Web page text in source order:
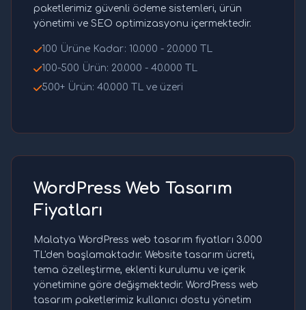
paketlerimiz güvenli ödeme sistemleri, ürün
yönetimi ve SEO optimizasyonu içermektedir.
100 Ürüne Kadar: 10.000 - 20.000 TL
100-500 Ürün: 20.000 - 40.000 TL
500+ Ürün: 40.000 TL ve üzeri
WordPress Web Tasarım
Fiyatları
Malatya WordPress web tasarım fiyatları 3.000
TL'den başlamaktadır. Website tasarım ücreti,
tema özelleştirme, eklenti kurulumu ve içerik
yönetimine göre değişmektedir. WordPress web
tasarım paketlerimiz kullanıcı dostu yönetim